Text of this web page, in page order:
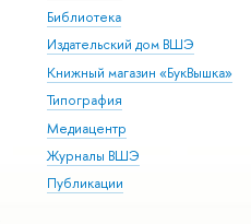
Библиотека
Издательский дом ВШЭ
Книжный магазин «БукВышка»
Типография
Медиацентр
Журналы ВШЭ
Публикации